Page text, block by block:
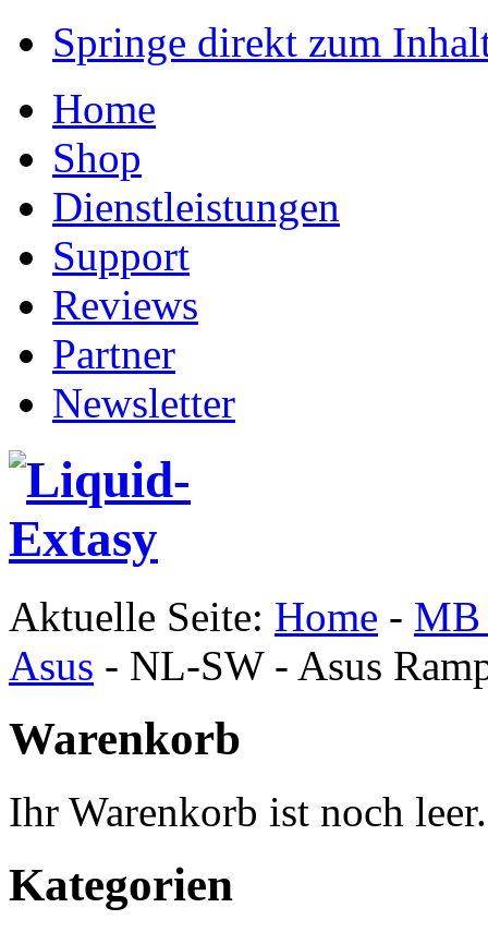
Springe direkt zum
Home
Shop
Dienstleistungen
Support
Reviews
Partner
Newsletter
Aktuelle Seite: Home - MB
Asus - NL-SW - Asus
Warenkorb
Ihr Warenkorb ist noch leer.
Kategorien